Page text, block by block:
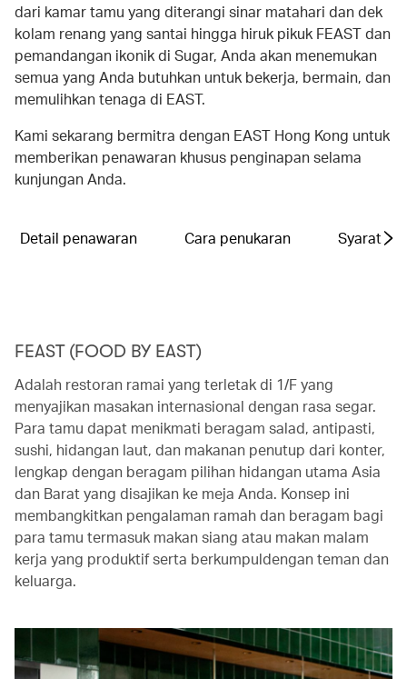
dari kamar tamu yang diterangi sinar matahari dan dek
kolam renang yang santai hingga hiruk pikuk FEAST dan
pemandangan ikonik di Sugar, Anda akan menemukan
semua yang Anda butuhkan untuk bekerja, bermain, dan
memulihkan tenaga di EAST.
Kami sekarang bermitra dengan EAST Hong Kong untuk
memberikan penawaran khusus penginapan selama
kunjungan Anda.
Detail penawaran Cara penukaran Syarat
FEAST (FOOD BY EAST)
Adalah restoran ramai yang terletak di 1/F yang
menyajikan masakan internasional dengan rasa segar.
Para tamu dapat menikmati beragam salad, antipasti,
sushi, hidangan laut, dan makanan penutup dari konter,
lengkap dengan beragam pilihan hidangan utama Asia
dan Barat yang disajikan ke meja Anda. Konsep ini
membangkitkan pengalaman ramah dan beragam bagi
para tamu termasuk makan siang atau makan malam
kerja yang produktif serta berkumpuldengan teman dan
keluarga.